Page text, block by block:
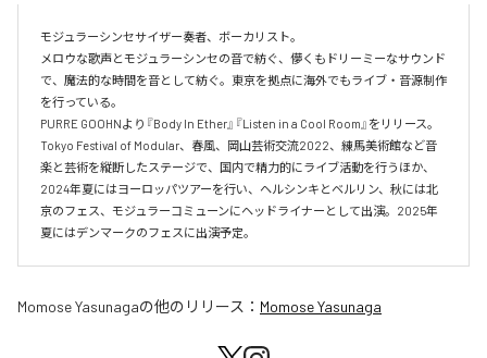
モジュラーシンセサイザー奏者、ボーカリスト。
メロウな歌声とモジュラーシンセの音で紡ぐ、儚くもドリーミーなサウンド
で、魔法的な時間を音として紡ぐ。東京を拠点に海外でもライブ・音源制作
を行っている。
PURRE GOOHNより『Body In Ether』『Listen in a Cool Room』をリリース。
Tokyo Festival of Modular、春風、岡山芸術交流2022、練馬美術館など音
楽と芸術を縦断したステージで、国内で精力的にライブ活動を行うほか、
2024年夏にはヨーロッパツアーを行い、ヘルシンキとベルリン、秋には北
京のフェス、モジュラーコミューンにヘッドライナーとして出演。2025年
夏にはデンマークのフェスに出演予定。
Momose Yasunagaの他のリリース： Momose Yasunaga